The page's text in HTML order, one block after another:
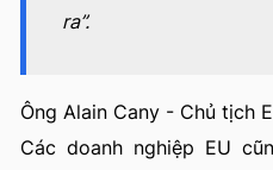
ra”.
Ông Alain Cany - Chủ tịch
Các doanh nghiệp EU